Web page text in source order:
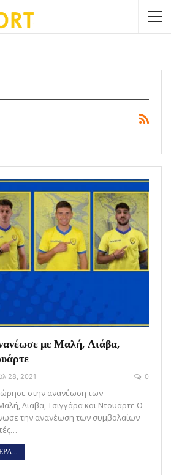
με Μαλή, Λιάβα,
28, 2021 0
στην ανανέωση των
Λιάβα, Τσιγγάρα και Ντουάρτε Ο
την ανανέωση των συμβολαίων